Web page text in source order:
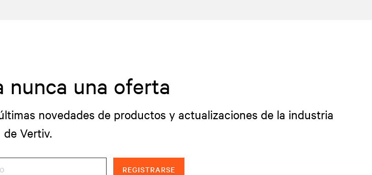
nunca una oferta
novedades de productos y actualizaciones de la industria
de Vertiv.
REGISTRARSE